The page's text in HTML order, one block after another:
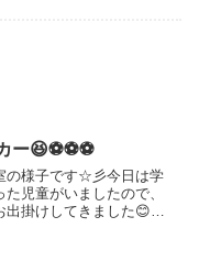
ー😆⚽⚽⚽
の様子です☆彡今日は学
児童がいましたので、
掛けしてきました😊サ